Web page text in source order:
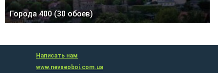
Города 400 (30 обоев)
Написать нам
www.nevseoboi.com.ua